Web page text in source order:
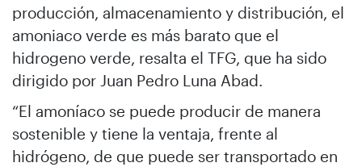
producción, almacenamiento y distribución, el
amoniaco verde es más barato que el
hidrogeno verde, resalta el TFG, que ha sido
dirigido por Juan Pedro Luna Abad.
“El amoníaco se puede producir de manera
sostenible y tiene la ventaja, frente al
hidrógeno, de que puede ser transportado en